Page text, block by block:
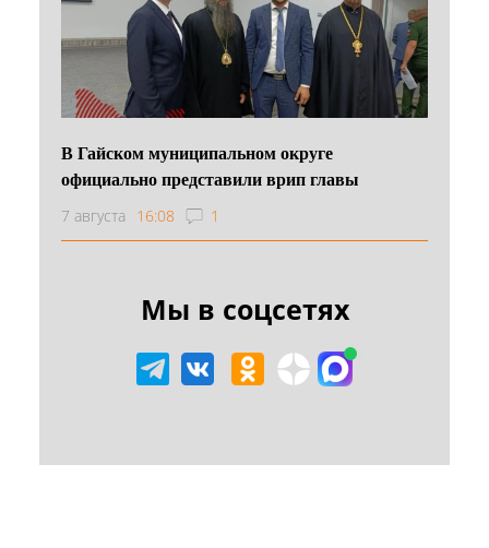
В Гайском муниципальном округе
официально представили врип главы
7 августа 16:08 1
Мы в соцсетях